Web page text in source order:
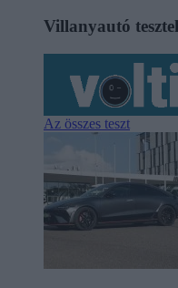
Villanyautó
Az összes teszt